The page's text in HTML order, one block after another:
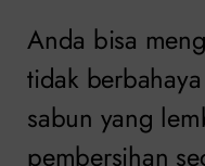
Anda bisa
tidak
sabun yang
pembersihan